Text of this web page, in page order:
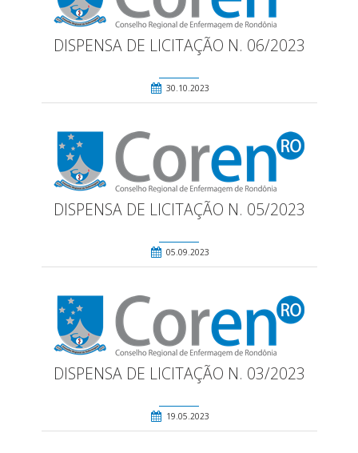
DISPENSA DE LICITAÇÃO N. 06/2023
30.10.2023
DISPENSA DE LICITAÇÃO N. 05/2023
05.09.2023
DISPENSA DE LICITAÇÃO N. 03/2023
19.05.2023